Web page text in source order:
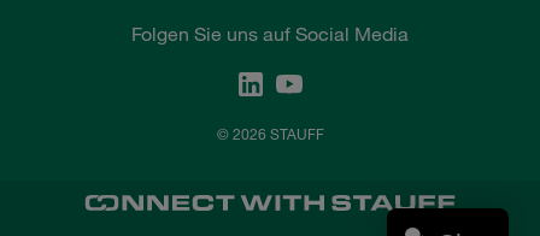
Folgen Sie uns auf Social Media
© 2026 STAUFF